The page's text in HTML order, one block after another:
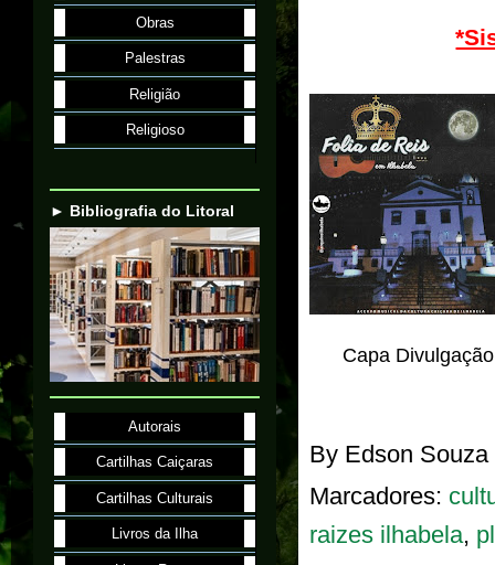
Capa Divulgação
By Edson Souza
Marcadores:
raizes ilhabela,
Obras
Palestras
Religião
Religioso
► Bibliografia do Litoral
Autorais
Cartilhas Caiçaras
Cartilhas Culturais
Livros da Ilha